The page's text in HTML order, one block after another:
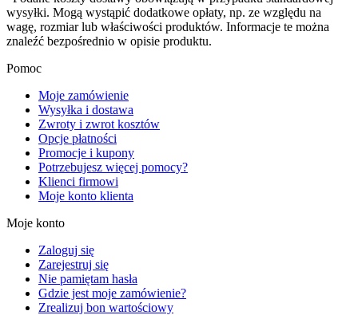
wysyłki. Mogą wystąpić dodatkowe opłaty, np. ze względu na
wagę, rozmiar lub właściwości produktów. Informacje te można
znaleźć bezpośrednio w opisie produktu.
Pomoc
Moje zamówienie
Wysyłka i dostawa
Zwroty i zwrot kosztów
Opcje płatności
Promocje i kupony
Potrzebujesz więcej pomocy?
Klienci firmowi
Moje konto klienta
Moje konto
Zaloguj się
Zarejestruj się
Nie pamiętam hasła
Gdzie jest moje zamówienie?
Zrealizuj bon wartościowy